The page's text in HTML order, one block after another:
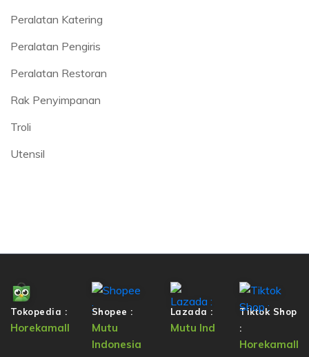
Peralatan Katering
Peralatan Pengiris
Peralatan Restoran
Rak Penyimpanan
Troli
Utensil
Tokopedia :
Horekamall
Shopee :
Mutu
Indonesia
Lazada :
Mutu Ind
Tiktok Shop
:
Horekamall